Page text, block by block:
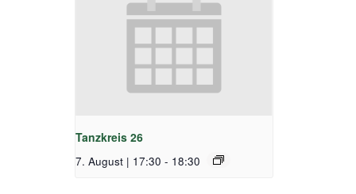
Tanzkreis 26
7. August | 17:30 - 18:30